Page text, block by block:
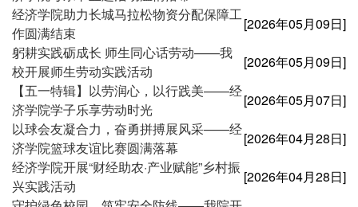
经济学院助力长城马拉松物资分配保障工
作圆满结束
[2026年05月09日]
躬耕实践砺成长 师生同心话劳动——我
校开展师生劳动实践活动
[2026年05月09日]
【五一特辑】以劳润心，以行践美——经
济学院学子乐享劳动时光
[2026年05月07日]
以球会友凝合力，奋勇拼搏展风采——经
济学院篮球友谊比赛圆满落幕
[2026年04月28日]
经济学院开展“财经助农·产业赋能”乡村振
兴实践活动
[2026年04月28日]